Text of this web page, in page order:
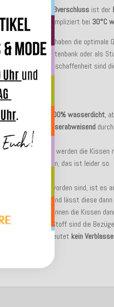
Reißverschluss ist der
sind dadurch unkompliziert bei 30°C
und haben die optimale
auf der Gartenbank oder als
Durch Ihre Beschaffenheit sind
geeignet.
sind
nicht 100% wasserdicht,
wasserabweisend
starkem Regen werden die Kissen
die Nähte dringen, das ist leider so.
mal nass geworden sind, ist es
vom Innenkissen und lässt diese
einiger Zeit können die Kissen
Dralon-Polyacryl Stoff sind die Bezüge
, das bedeutet kein